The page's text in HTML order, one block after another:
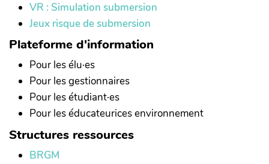
VR : Simulation submersion
Jeux risque de submersion
Plateforme d'information
Pour les élu·es
Pour les gestionnaires
Pour les étudiant·es
Pour les éducateurices environnement
Structures ressources
BRGM